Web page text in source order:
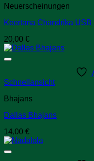
Neuerscheinungen
Keertana Chandrika USB
20,00 €
Schnellansicht
Bhajans
Dallas Bhajans
14,00 €